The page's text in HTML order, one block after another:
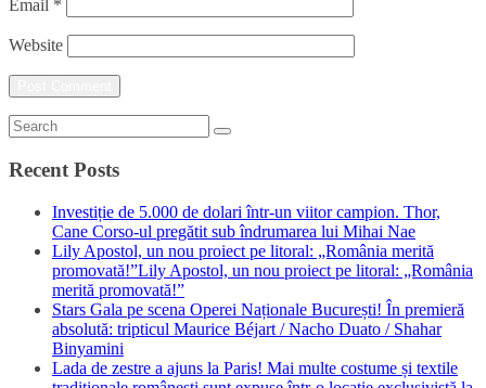
Email *
Website
Recent Posts
Investiție de 5.000 de dolari într-un viitor campion. Thor,
Cane Corso-ul pregătit sub îndrumarea lui Mihai Nae
Lily Apostol, un nou proiect pe litoral: „România merită
promovată!”Lily Apostol, un nou proiect pe litoral: „România
merită promovată!”
Stars Gala pe scena Operei Naționale București! În premieră
absolută: tripticul Maurice Béjart / Nacho Duato / Shahar
Binyamini
Lada de zestre a ajuns la Paris! Mai multe costume și textile